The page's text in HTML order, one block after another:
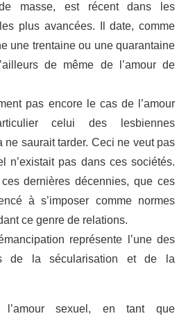
masse, est récent dans les
plus avancées. Il date, comme
une trentaine ou une quarantaine
de même de l’amour de
pas encore le cas de l’amour
celui des lesbiennes
ne saurait tarder. Ceci ne veut pas
n’existait pas dans ces sociétés.
dernières décennies, que ces
à s’imposer comme normes
ce genre de relations.
représente l’une des
de la sécularisation et de la
l’amour sexuel, en tant que